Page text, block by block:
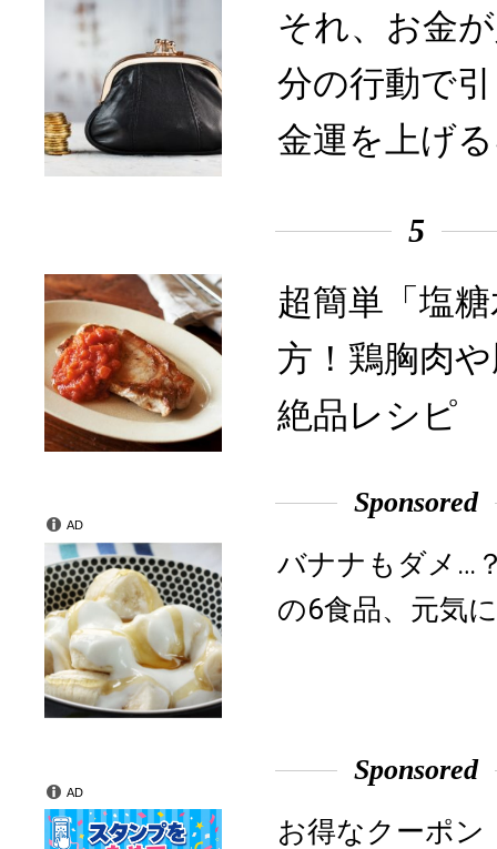
それ、お金
分の行動で
金運を上げ
5
超簡単「塩
方！鶏胸肉
絶品レシピ
Sponsored
バナナもダメ…
の6食品、元気
AD
Sponsored
お得なクーポン
AD